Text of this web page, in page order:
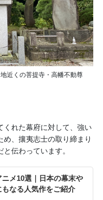
近くの菩提寺・高幡不動尊
くれた幕府に対して、強い
、攘夷志士の取り締まり
伝わっています。
メ10選｜日本の幕末や
なる人気作をご紹介